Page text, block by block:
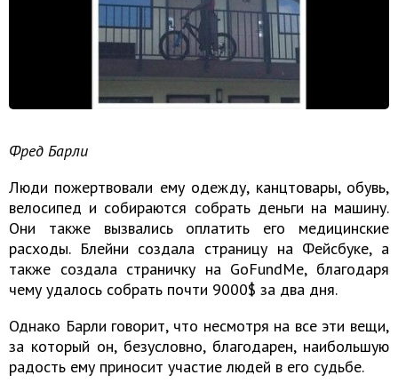
Фред Барли
Люди пожертвовали ему одежду, канцтовары, обувь,
велосипед и собираются собрать деньги на машину.
Они также вызвались оплатить его медицинские
расходы. Блейни создала страницу на Фейсбуке, а
также создала страничку на GoFundMe, благодаря
чему удалось собрать почти 9000$ за два дня.
Однако Барли говорит, что несмотря на все эти вещи,
за который он, безусловно, благодарен, наибольшую
радость ему приносит участие людей в его судьбе.